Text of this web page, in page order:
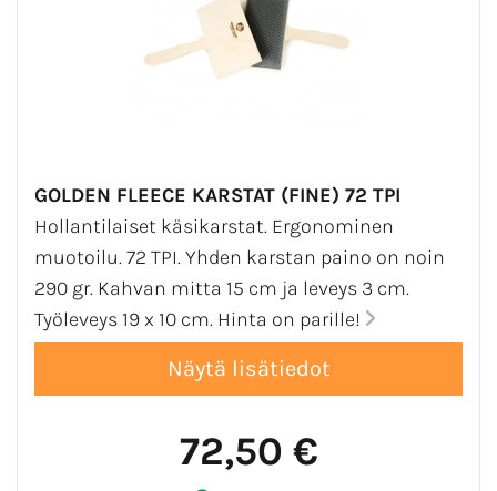
GOLDEN FLEECE KARSTAT (FINE) 72 TPI
Hollantilaiset käsikarstat. Ergonominen
muotoilu. 72 TPI. Yhden karstan paino on noin
290 gr. Kahvan mitta 15 cm ja leveys 3 cm.
Työleveys 19 x 10 cm. Hinta on parille!
72,50 €